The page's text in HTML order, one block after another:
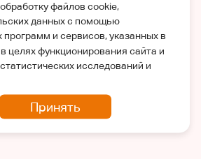
файлов cookie,
данных с помощью
программ и сервисов, указанных в
в целях функционирования сайта и
исследований и
Принять